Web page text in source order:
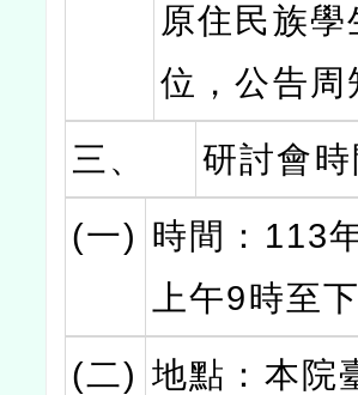
原住民族
位，公告周
三、
研討會
(一) 時間：113
上午9時至
(二) 地點：本院